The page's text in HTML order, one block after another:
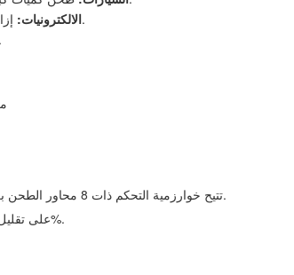
الالكترونيات:إزالة النتوءات من أحواض الحرارة الكبيرة وأغلفة الألومنيوم الخاصة بمعدات الجيل الخامس.
تلميع دقيق للمكونات
•
• تتيح خوارزمية التحكم ذات 8 محاور الطحن بزوايا ثلاثية الأبعاد عشوائية، مما يزيد المرونة بنسبة 50% مقارنة بالأنظمة التقليدية.
• تعمل برمجة الاستيراد المباشر لنموذج CAD على تقليل وقت تشغيل المنتج الجديد بنسبة 50%.